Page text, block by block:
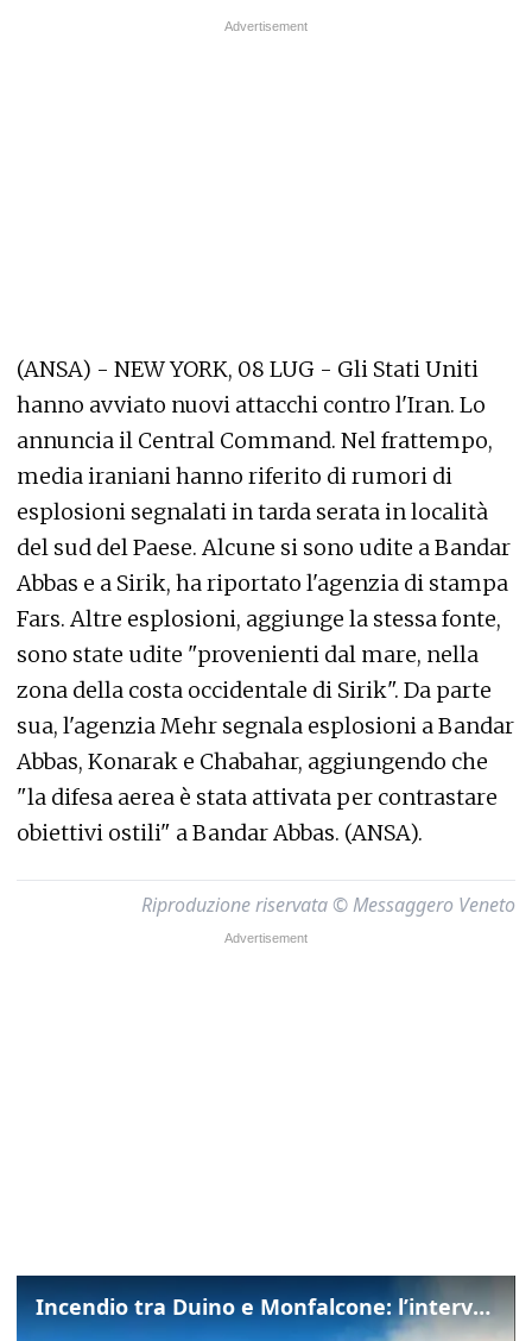
(ANSA) - NEW YORK, 08 LUG - Gli Stati Uniti
hanno avviato nuovi attacchi contro l'Iran. Lo
annuncia il Central Command. Nel frattempo,
media iraniani hanno riferito di rumori di
esplosioni segnalati in tarda serata in località
del sud del Paese. Alcune si sono udite a Bandar
Abbas e a Sirik, ha riportato l'agenzia di stampa
Fars. Altre esplosioni, aggiunge la stessa fonte,
sono state udite "provenienti dal mare, nella
zona della costa occidentale di Sirik". Da parte
sua, l'agenzia Mehr segnala esplosioni a Bandar
Abbas, Konarak e Chabahar, aggiungendo che
"la difesa aerea è stata attivata per contrastare
obiettivi ostili" a Bandar Abbas. (ANSA).
Riproduzione riservata © Messaggero Veneto
Incendio tra Duino e Monfalcone: l’intervento dei vigili del fuoco